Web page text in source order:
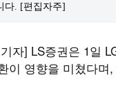
다. [편집자주]
자] LS증권은 1일
이 영향을 미쳤다며